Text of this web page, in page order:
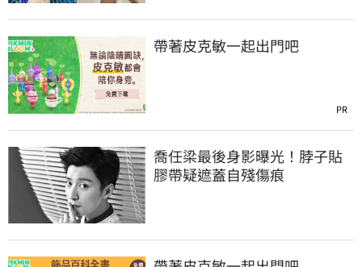
帶著皮克敏一起出門吧
PR
喬任梁最後身影曝光！脖子貼
膠帶疑遮蓋自殘傷痕